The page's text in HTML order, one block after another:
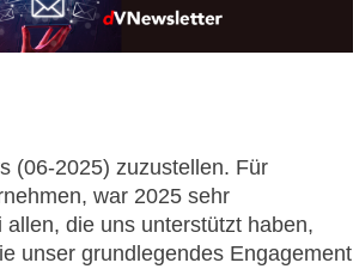
(06-2025) zuzustellen. Für
war 2025 sehr
die uns unterstützt haben,
unser grundlegendes Engagement